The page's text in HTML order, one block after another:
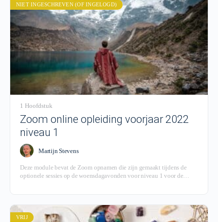
NIET INGESCHREVEN (OF INGELOGD)
1 Hoofdstuk
Zoom online opleiding voorjaar 2022
niveau 1
Martijn Stevens
Deze module bevat de Zoom opnamen die zijn gemaakt tijdens de
optionele sessies op de woensdagavonden voor niveau 1 voor de
VRIJ